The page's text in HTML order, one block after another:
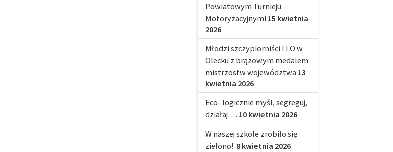
Powiatowym Turnieju
Motoryzacyjnym! 15 kwietnia
2026
Młodzi szczypiorniści I LO w
Olecku z brązowym medalem
mistrzostw województwa 13
kwietnia 2026
Eco- logicznie myśl, segreguj,
działaj…. 10 kwietnia 2026
W naszej szkole zrobiło się
zielono! 8 kwietnia 2026